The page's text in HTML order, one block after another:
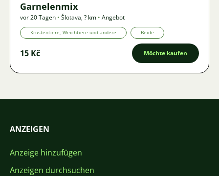
Garnelenmix
vor 20 Tagen • Šlotava,? km • Angebot
Krustentiere, Weichtiere und andere Beide
15 Kč Möchte kaufen
ANZEIGEN
Anzeige hinzufügen
Anzeigen durchsuchen